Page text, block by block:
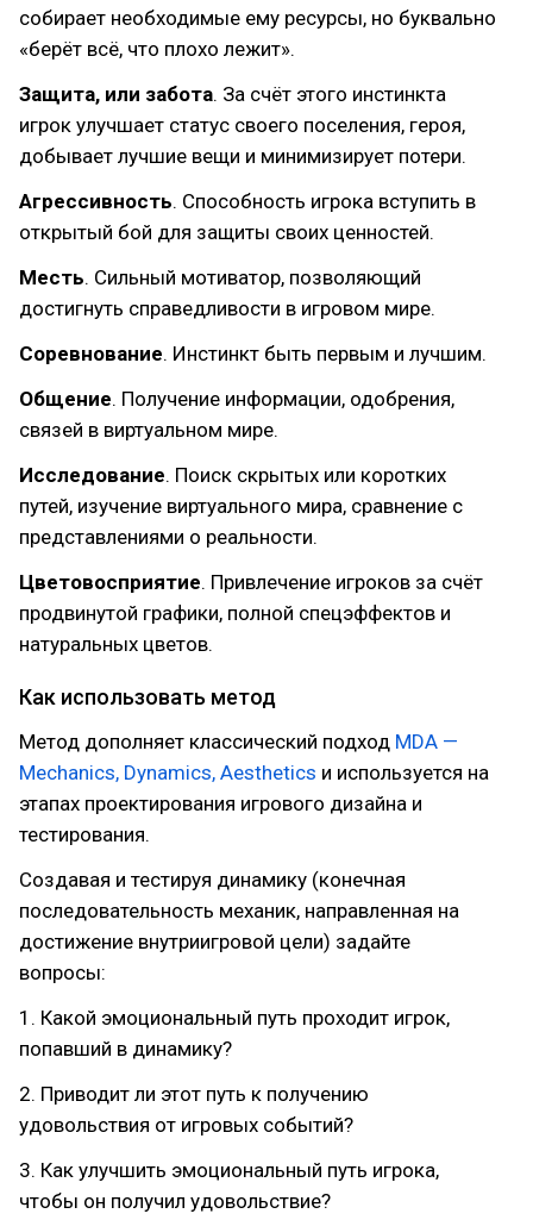
собирает необходимые ему ресурсы, но буквально
«берёт всё, что плохо лежит».
Защита, или забота. За счёт этого инстинкта
игрок улучшает статус своего поселения, героя,
добывает лучшие вещи и минимизирует потери.
Агрессивность. Способность игрока вступить в
открытый бой для защиты своих ценностей.
Месть. Сильный мотиватор, позволяющий
достигнуть справедливости в игровом мире.
Соревнование. Инстинкт быть первым и лучшим.
Общение. Получение информации, одобрения,
связей в виртуальном мире.
Исследование. Поиск скрытых или коротких
путей, изучение виртуального мира, сравнение с
представлениями о реальности.
Цветовосприятие. Привлечение игроков за счёт
продвинутой графики, полной спецэффектов и
натуральных цветов.
Как использовать метод
Метод дополняет классический подход MDA —
Mechanics, Dynamics, Aesthetics и используется на
этапах проектирования игрового дизайна и
тестирования.
Создавая и тестируя динамику (конечная
последовательность механик, направленная на
достижение внутриигровой цели) задайте
вопросы:
1. Какой эмоциональный путь проходит игрок,
попавший в динамику?
2. Приводит ли этот путь к получению
удовольствия от игровых событий?
3. Как улучшить эмоциональный путь игрока,
чтобы он получил удовольствие?